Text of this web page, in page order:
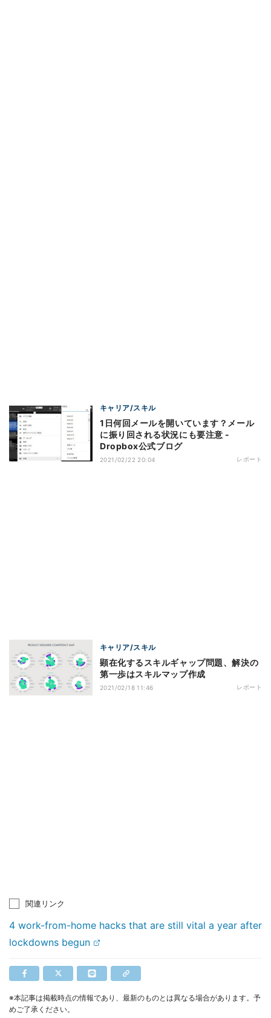
キャリア/スキル
1日何回メールを開いています？メール
に振り回される状況にも要注意 -
Dropbox公式ブログ
2021/02/22 20:04 レポート
キャリア/スキル
顕在化するスキルギャップ問題、解決の
第一歩はスキルマップ作成
2021/02/18 11:46 レポート
関連リンク
4 work-from-home hacks that are still vital a year after
lockdowns begun
※本記事は掲載時点の情報であり、最新のものとは異なる場合があります。予
めご了承ください。